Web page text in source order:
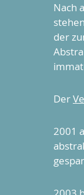
Nach
der
Der
2001